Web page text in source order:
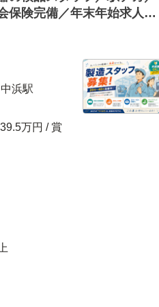
保険完備／年末年始求人／
検品スタッフ／駅チカ／即
険完備／年末年始求人／寮
日以上／正社員／土日祝休
浜駅
万円 / 賞